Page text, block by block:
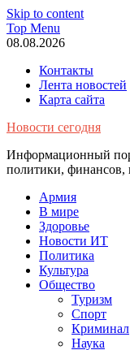
Skip to content
Top Menu
08.08.2026
Контакты
Лента новостей
Карта сайта
Новости сегодня
Информационный
политики, финансов,
Армия
В мире
Здоровье
Новости ИТ
Политика
Культура
Общество
Туризм
Спорт
Криминал
Наука